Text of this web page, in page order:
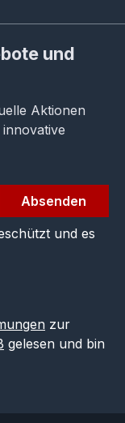
und
Aktionen
Absenden
und es
zur
gelesen und bin